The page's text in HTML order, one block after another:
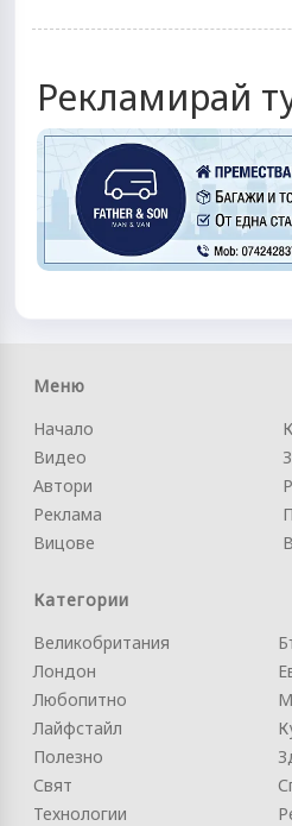
Рекламирай
Меню
Начало
Видео
Автори
Реклама
Вицове
Категории
Великобритания
Лондон
Любопитно
Лайфстайл
Полезно
Свят
Технологии